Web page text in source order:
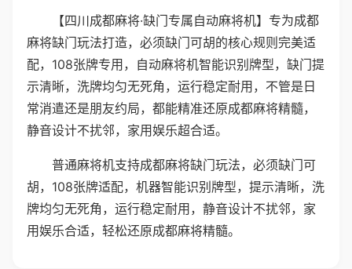
【四川成都麻将·缺门专属自动麻将机】专为成都
麻将缺门玩法打造，必须缺门可胡的核心规则完美适
配，108张牌专用，自动麻将机智能识别牌型，缺门提
示清晰，洗牌均匀无死角，运行稳定耐用，不管是日
常消遣还是朋友约局，都能精准还原成都麻将精髓，
静音设计不扰邻，家用娱乐超合适。
普通麻将机支持成都麻将缺门玩法，必须缺门可
胡，108张牌适配，机器智能识别牌型，提示清晰，洗
牌均匀无死角，运行稳定耐用，静音设计不扰邻，家
用娱乐合适，轻松还原成都麻将精髓。